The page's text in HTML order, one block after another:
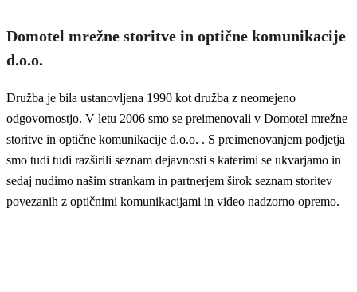
Domotel mrežne storitve in optične komunikacije
d.o.o.
Družba je bila ustanovljena 1990 kot družba z neomejeno
odgovornostjo. V letu 2006 smo se preimenovali v Domotel mrežne
storitve in optične komunikacije d.o.o. . S preimenovanjem podjetja
smo tudi tudi razširili seznam dejavnosti s katerimi se ukvarjamo in
sedaj nudimo našim strankam in partnerjem širok seznam storitev
povezanih z optičnimi komunikacijami in video nadzorno opremo.